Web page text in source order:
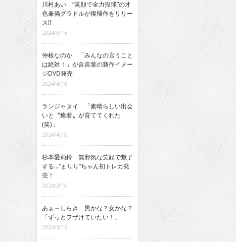
川村あい “笑顔で全力投球”の才
色兼備グラドルが復帰作をリリー
ス!!
2024/5/16
仲根なのか 「みんなの言うこと
は絶対！」が合言葉の新作イメー
ジDVD発売
2024/4/16
ランジャタイ 「素晴らしい出会
いと〝癒着〟が育ててくれた
(笑)」
2024/4/16
杉本愛莉鈴 無邪気な笑顔で魅了
する…“まりり”ちゃん初トレカ発
売！
2024/3/16
あぁ～しらき 男かな？女かな？
「ずっとフザけていたい！」
2024/3/16